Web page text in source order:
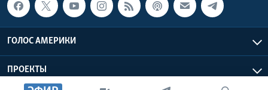
ГОЛОС АМЕРИКИ
ПРОЕКТЫ